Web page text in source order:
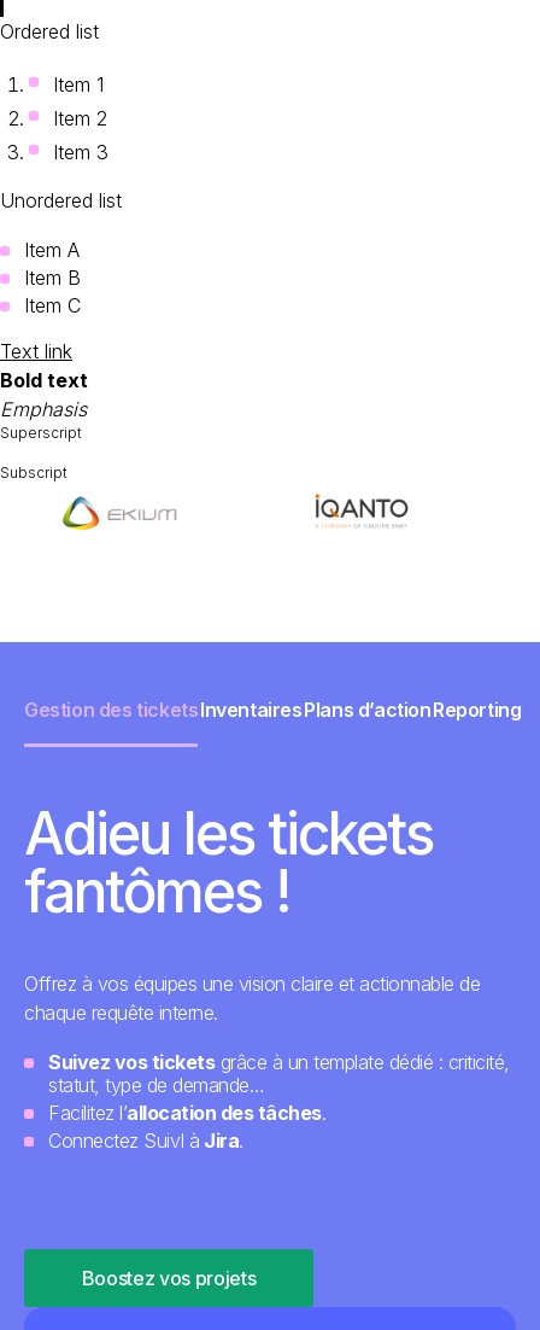
Ordered list
Item 1
Item 2
Item 3
Unordered list
Item A
Item B
Item C
Text link
Bold text
Emphasis
Superscript
Subscript
Gestion des ticketsInventairesPlans d’actionReporting
Adieu les tickets
fantômes !
Offrez à vos équipes une vision claire et actionnable de
chaque requête interne.
Suivez vos ticketsgrâce à un template dédié : criticité,
statut, type de demande…
Facilitez l’allocation des tâches.
Connectez SuivI à Jira.
Boostez vos projets